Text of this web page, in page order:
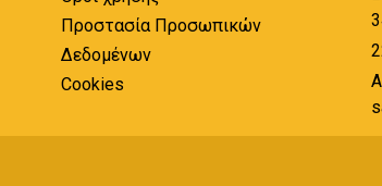
Προστασία Προσωπικών
Δεδομένων
Cookies